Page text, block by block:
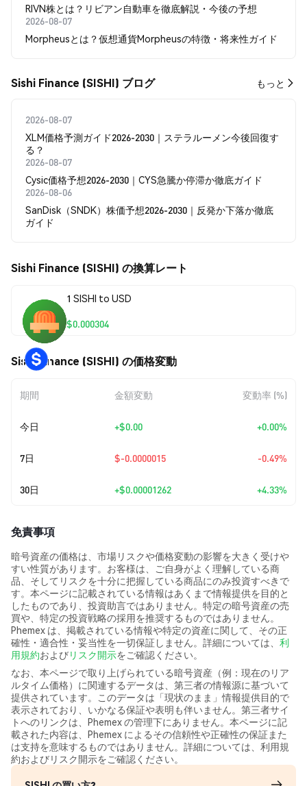
RIVN株とは？リビアン自動車を徹底解説・今後の予想
2026-08-07
Morpheusとは？仮想通貨Morpheusの特徴・将来性ガイド
Sishi Finance (SISHI) ブログ もっと
2026-08-07
XLM価格予測ガイド2026-2030｜ステラルーメン今後回復す
る？
2026-08-07
Cysic価格予想2026-2030｜CYS急騰か停滞か徹底ガイド
2026-08-06
SanDisk（SNDK）株価予想2026-2030｜反発か下落か徹底
ガイド
Sishi Finance (SISHI) の換算レート
1 SISHI to USD
$0.000304
Sishi Finance (SISHI) の価格変動
期間 金額変動 変動率 (%)
今日 +$0.00 +0.00%
7日 $-0.0000015 -0.49%
30日 +$0.00001262 +4.33%
免責事項
暗号資産の価格は、市場リスクや価格変動の影響を大きく受けや
すい性質があります。お客様は、ご自身がよく理解している商
品、そしてリスクを十分に把握している商品にのみ投資すべきで
す。本ページに記載されている情報はあくまで情報提供を目的と
したものであり、投資助言ではありません。特定の暗号資産の売
買や、特定の投資戦略の採用を推奨するものではありません。
Phemex は、掲載されている情報や特定の資産に関して、その正
確性・適合性・妥当性を一切保証しません。詳細については、 利
用規約およびリスク開示をご確認ください。
なお、本ページで取り上げられている暗号資産（例：現在のリア
ルタイム価格）に関連するデータは、第三者の情報源に基づいて
提供されています。このデータは「現状のまま」情報提供目的で
表示されており、いかなる保証や表明も伴いません。第三者サイ
トへのリンクは、Phemex の管理下にありません。本ページに記
載された内容は、Phemex によるその信頼性や正確性の保証また
は支持を意味するものではありません。詳細については、利用規
約およびリスク開示をご確認ください。